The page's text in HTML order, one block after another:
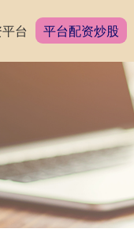
台 平台配资炒股